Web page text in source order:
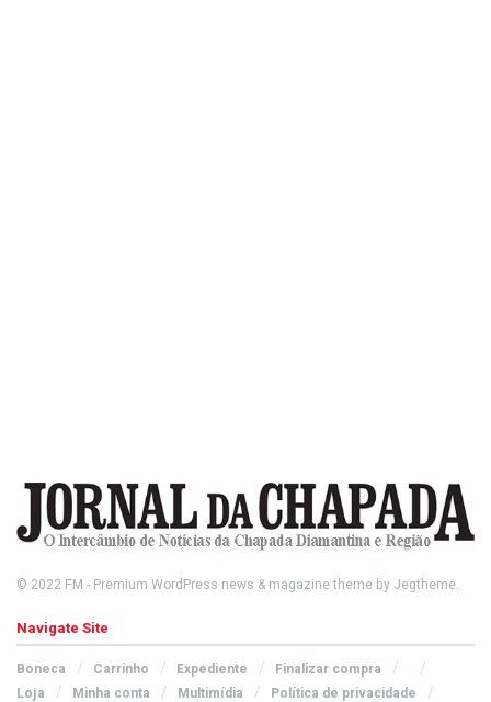
© 2022 FM - Premium WordPress news & magazine theme by Jegtheme.
Navigate Site
Boneca Carrinho Expediente
Finalizar compra
Loja
Minha conta Multimídia Política de privacidade